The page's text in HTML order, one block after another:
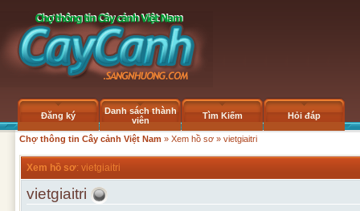
Đăng ký
Danh sách thành
viên
Tìm Kiếm Hỏi đáp
Chợ thông tin Cây cảnh Việt Nam » Xem hồ sơ » vietgiaitri
Xem hồ sơ: vietgiaitri
vietgiaitri